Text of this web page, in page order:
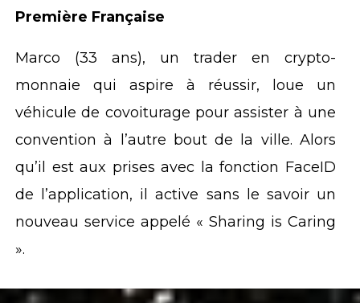
Première Française
Marco (33 ans), un trader en crypto-
monnaie qui aspire à réussir, loue un
véhicule de covoiturage pour assister à une
convention à l’autre bout de la ville. Alors
qu’il est aux prises avec la fonction FaceID
de l’application, il active sans le savoir un
nouveau service appelé « Sharing is Caring
».